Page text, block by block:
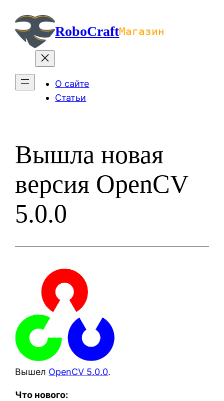
содержимомуRoboCraftМагазин
О сайте
Статьи
Вышла новая
версия OpenCV
5.0.0
Вышел OpenCV 5.0.0.
Что нового: